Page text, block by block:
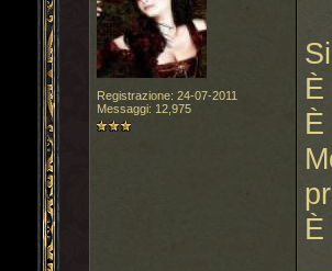
Registrazione: 24-07-2011
Messaggi: 12,975